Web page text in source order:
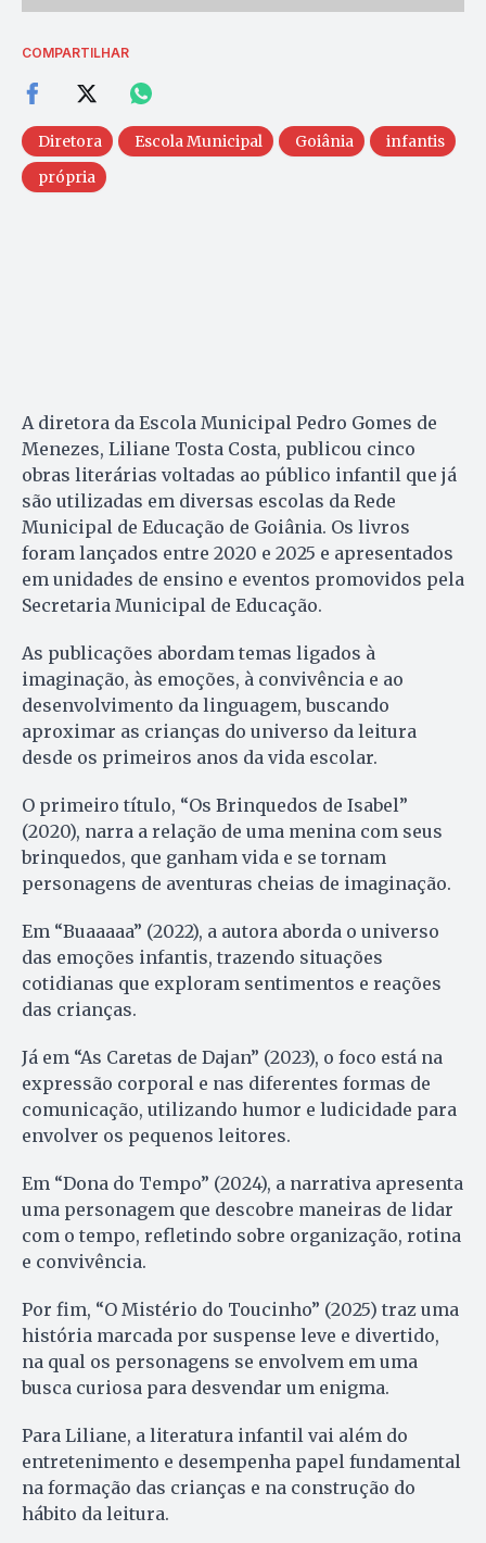
COMPARTILHAR
Diretora Escola Municipal Goiânia
infantis
própria
A diretora da Escola Municipal Pedro Gomes de
Menezes, Liliane Tosta Costa, publicou cinco
obras literárias voltadas ao público infantil que já
são utilizadas em diversas escolas da Rede
Municipal de Educação de Goiânia. Os livros
foram lançados entre 2020 e 2025 e apresentados
em unidades de ensino e eventos promovidos pela
Secretaria Municipal de Educação.
As publicações abordam temas ligados à
imaginação, às emoções, à convivência e ao
desenvolvimento da linguagem, buscando
aproximar as crianças do universo da leitura
desde os primeiros anos da vida escolar.
O primeiro título, “Os Brinquedos de Isabel”
(2020), narra a relação de uma menina com seus
brinquedos, que ganham vida e se tornam
personagens de aventuras cheias de imaginação.
Em “Buaaaaa” (2022), a autora aborda o universo
das emoções infantis, trazendo situações
cotidianas que exploram sentimentos e reações
das crianças.
Já em “As Caretas de Dajan” (2023), o foco está na
expressão corporal e nas diferentes formas de
comunicação, utilizando humor e ludicidade para
envolver os pequenos leitores.
Em “Dona do Tempo” (2024), a narrativa apresenta
uma personagem que descobre maneiras de lidar
com o tempo, refletindo sobre organização, rotina
e convivência.
Por fim, “O Mistério do Toucinho” (2025) traz uma
história marcada por suspense leve e divertido,
na qual os personagens se envolvem em uma
busca curiosa para desvendar um enigma.
Para Liliane, a literatura infantil vai além do
entretenimento e desempenha papel fundamental
na formação das crianças e na construção do
hábito da leitura.